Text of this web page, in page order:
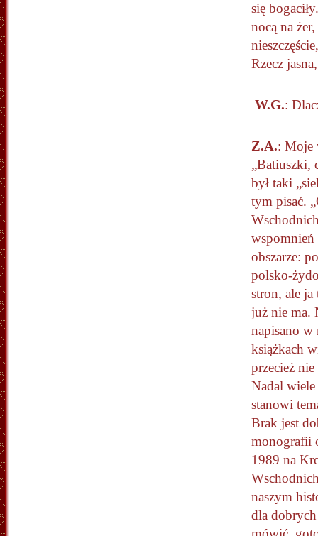
się
nocą na
Rzecz
W.G.:
Z.A.: Moje
„Batiuszki,
był taki
tym pisać.
obszarze:
polsko-
stron, ale
już nie ma.
napisano w
książkach
przecież
Nadal wiele
stanowi
Brak jest
monografii
1989 na
naszym
dla